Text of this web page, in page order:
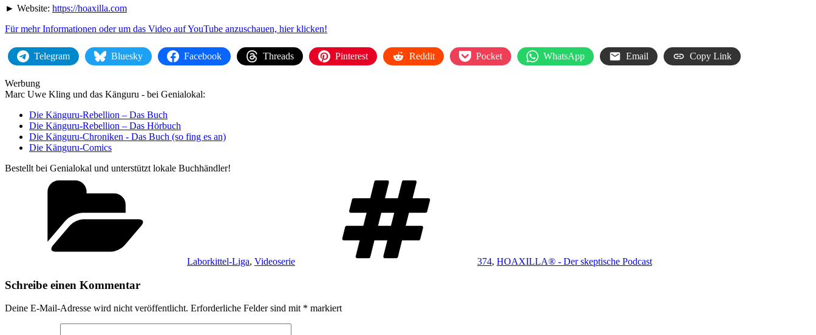
wahr“
YouTube
anzeigen
► Website: https://hoaxilla.com
Für mehr Informationen oder um das Video auf YouTube anzuschauen, hier klicken!
Telegram Bluesky Facebook Threads Pinterest Reddit Pocket WhatsApp Email Copy Link
Werbung
Marc Uwe Kling und das Känguru - bei Genialokal:
Die Känguru-Rebellion – Das Buch
Die Känguru-Rebellion – Das Hörbuch
Die Känguru-Chroniken - Das Buch (so fing es an)
Die Känguru-Comics
Bestellt bei Genialokal und unterstützt lokale Buchhändler!
Laborkittel-Liga, Videoserie 374, HOAXILLA® - Der skeptische Podcast
Schreibe einen Kommentar
Deine E-Mail-Adresse wird nicht veröffentlicht. Erforderliche Felder sind mit * markiert